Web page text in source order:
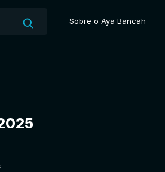
Sobre o Aya Bancah